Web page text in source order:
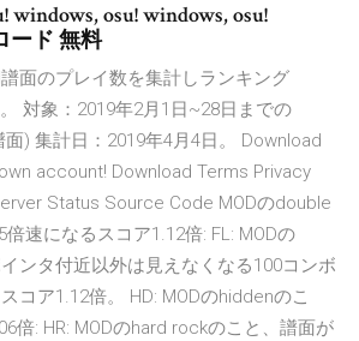
windows, osu! windows, osu!
ード 無料
面のプレイ数を集計しランキング
対象：2019年2月1日~28日までの
面) 集計日：2019年4月4日。 Download
account! Download Terms Privacy
Status Source Code MODのdouble
速になるスコア1.12倍: FL: MODの
ンタ付近以外は見えなくなる100コンボ
コア1.12倍。 HD: MODのhiddenのこ
倍: HR: MODのhard rockのこと、譜面が